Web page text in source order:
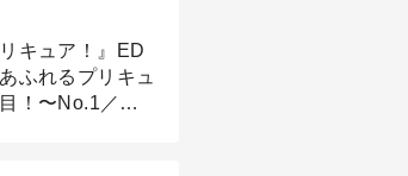
キュア！』ED
ふれるプリキュ
！〜No.1／演